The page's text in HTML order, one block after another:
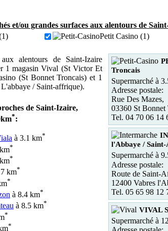
et/ou grandes surfaces aux alentours de
Petit Casino (1)
alentours de Saint-Izaire
1 magasin Vival (St Victor Et
(St Bonnet Troncais) et 1
/ Saint-affrique).
de Saint-Izaire,
*:
à 3.1 km*
*
*
km*
*
à 8.4 km*
à 8.5 km*
*
*
Troncais
Supermarché à
Adresse postale:
Rue Des Mazes,
03360 St Bonnet
Tel. 04 70 06 14
l'Abbaye /
Supermarché à
Adresse postale:
Route de Saint-
12400 Vabres
Tel. 05 65 98 12
VIVAL
Supermarché à